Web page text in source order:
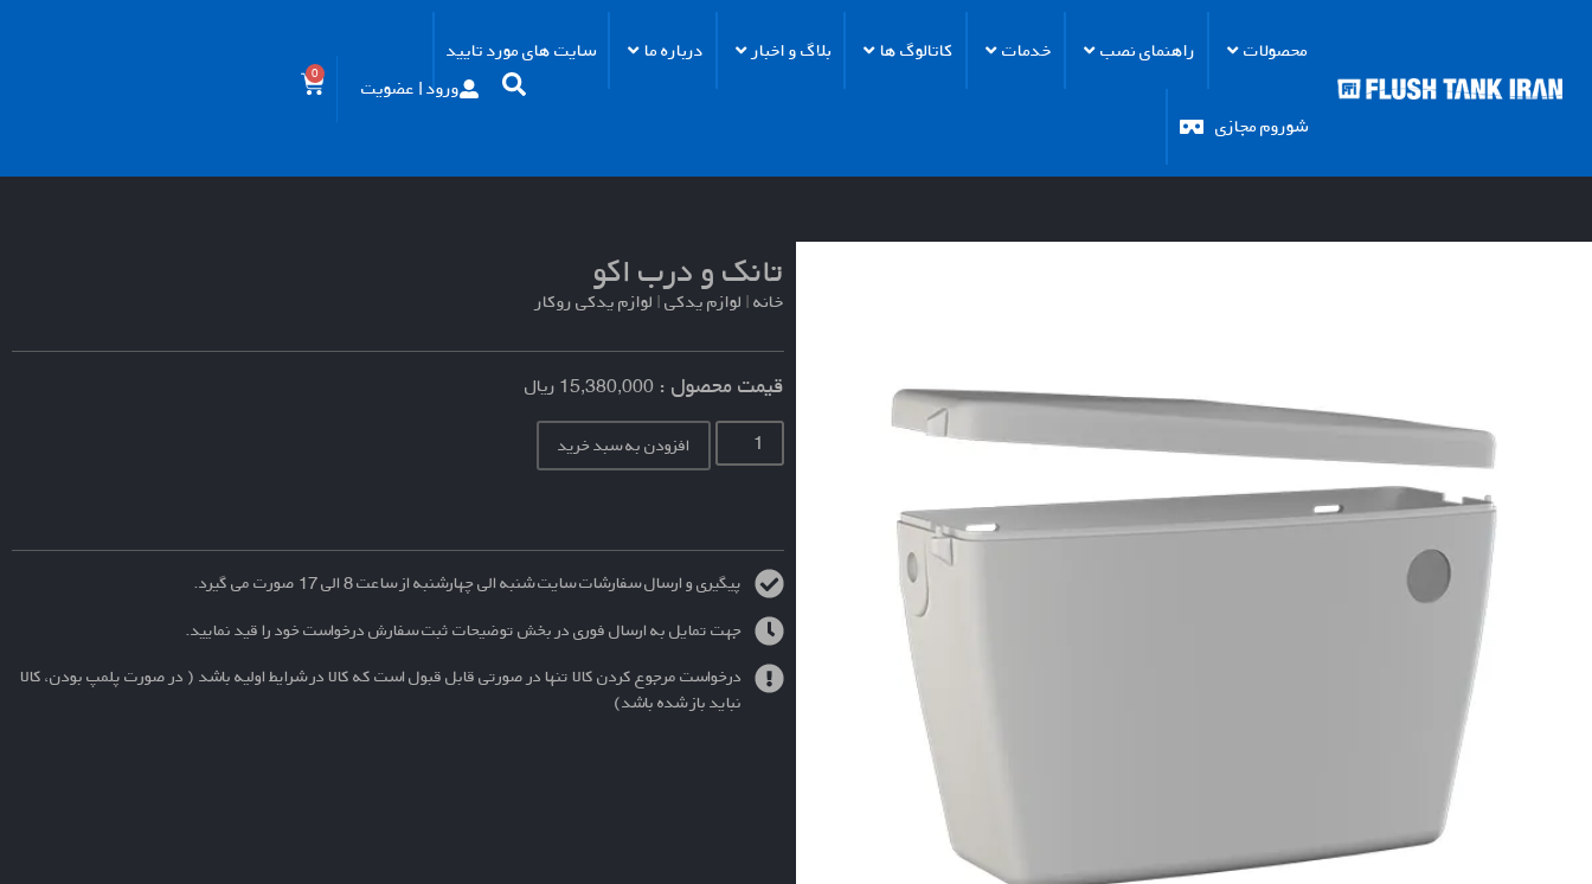
محصولات راهنمای نصب خدمات کاتالوگ ها بلاگ و اخبار درباره ما سایت های مورد تایید
شوروم مجازی
ورود | عضویت
0
تانک و درب اکو
خانه| لوازم یدکی| لوازم یدکی روکار
قیمت محصول : 15,380,000 ریال
افزودن به سبد خرید
پیگیری و ارسال سفارشات سایت شنبه الی چهارشنبه از ساعت 8 الی 17 صورت می گیرد.
جهت تمایل به ارسال فوری در بخش توضیحات ثبت سفارش درخواست خود را قید نمایید.
درخواست مرجوع کردن کالا تنها در صورتی قابل قبول است که کالا در شرایط اولیه باشد ( در صورت پلمپ بودن، کالا
نباید باز شده باشد)